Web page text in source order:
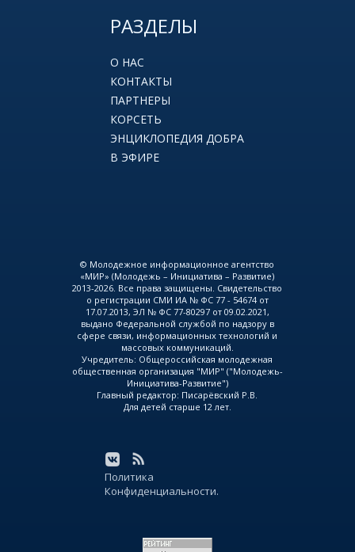
РАЗДЕЛЫ
О НАС
КОНТАКТЫ
ПАРТНЕРЫ
КОРСЕТЬ
ЭНЦИКЛОПЕДИЯ ДОБРА
В ЭФИРЕ
© Молодежное информационное агентство
«МИР» (Молодежь – Инициатива – Развитие)
2013-2026. Все права защищены. Свидетельство
о регистрации СМИ ИА № ФС 77 - 54674 от
17.07.2013, ЭЛ № ФС 77-80297 от 09.02.2021,
выдано Федеральной службой по надзору в
сфере связи, информационных технологий и
массовых коммуникаций.
Учредитель: Общероссийская молодежная
общественная организация "МИР" ("Молодежь-
Инициатива-Развитие")
Главный редактор: Писарёвский Р.В.
Для детей старше 12 лет.
Политика
Конфиденциальности.